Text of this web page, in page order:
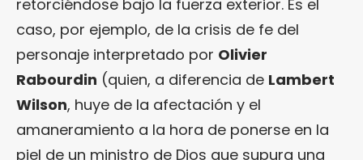
retorciéndose bajo la fuerza exterior. Es el
caso, por ejemplo, de la crisis de fe del
personaje interpretado por Olivier
Rabourdin (quien, a diferencia de Lambert
Wilson, huye de la afectación y el
amaneramiento a la hora de ponerse en la
piel de un ministro de Dios que supura una